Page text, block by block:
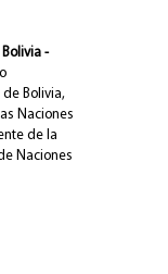
-
Bolivia,
Naciones
de la
Naciones